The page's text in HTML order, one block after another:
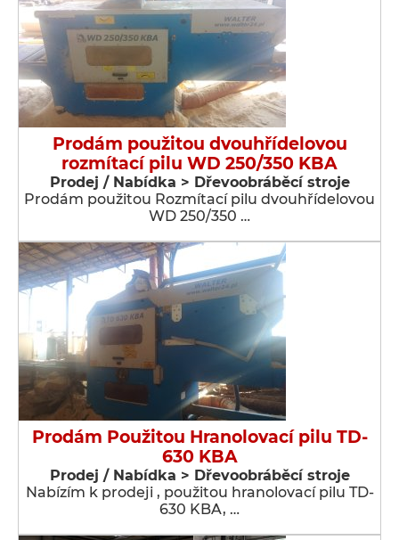
Prodám použitou dvouhřídelovou
rozmítací pilu WD 250/350 KBA
Prodej / Nabídka > Dřevoobráběcí stroje
Prodám použitou Rozmítací pilu dvouhřídelovou
WD 250/350 …
Prodám Použitou Hranolovací pilu TD-
630 KBA
Prodej / Nabídka > Dřevoobráběcí stroje
Nabízím k prodeji , použitou hranolovací pilu TD-
630 KBA, …